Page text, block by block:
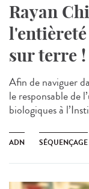
Rayan
l'entièreté
sur terre !
Afin de naviguer
le responsable de
biologiques à
ADN SÉQUENÇAGE